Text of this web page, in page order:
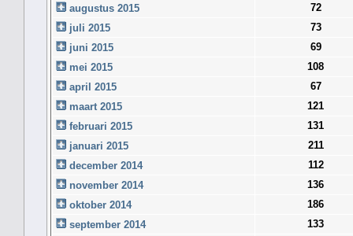
augustus 2015
72
juli 2015
73
juni 2015
69
mei 2015
108
april 2015
67
maart 2015
121
februari 2015
131
januari 2015
211
december 2014
112
november 2014
136
oktober 2014
186
september 2014
133